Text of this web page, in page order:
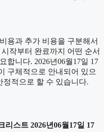
용과 추가 비용을 구분해서
작부터 완료까지 어떤 순서
합니다. 2026년06월17일 17
구체적으로 안내되어 있으
정적으로 할 수 있습니다.
스트 2026년06월17일 17